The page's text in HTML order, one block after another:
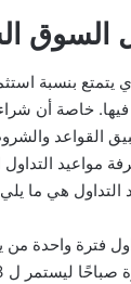
السوق
بنسبة
فيها. خاصة أن
القواعد
مواعيد
التداول هي ما
فترة واحدة من